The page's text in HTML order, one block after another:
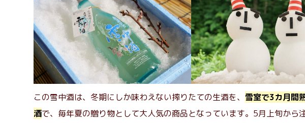
この雪中酒は、冬期にしか味わえない搾りたての生酒を、 雪室で3カ月間
酒で、毎年夏の贈り物として大人気の商品となっています。5月上旬から